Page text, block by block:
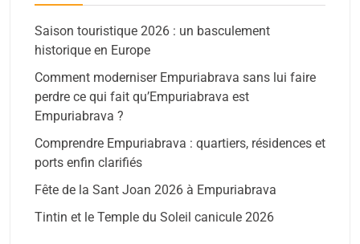
Saison touristique 2026 : un basculement
historique en Europe
Comment moderniser Empuriabrava sans lui faire
perdre ce qui fait qu’Empuriabrava est
Empuriabrava ?
Comprendre Empuriabrava : quartiers, résidences et
ports enfin clarifiés
Fête de la Sant Joan 2026 à Empuriabrava
Tintin et le Temple du Soleil canicule 2026